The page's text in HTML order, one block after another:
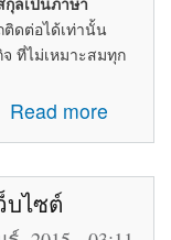
ติดต่อได้เท่านั้น
ที่ไม่เหมาะสมทุก
Read more
บไซต์